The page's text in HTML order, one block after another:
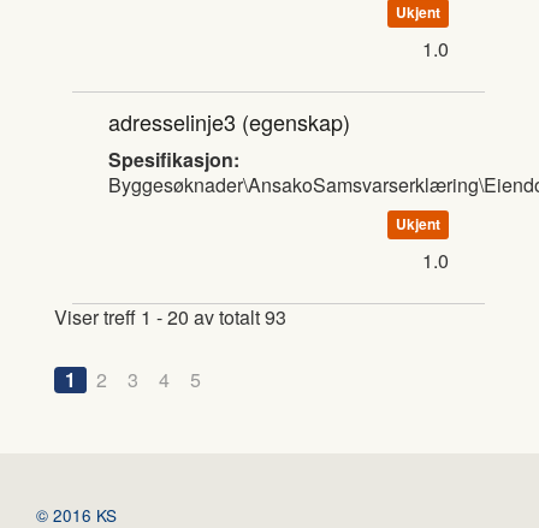
Ukjent
1.0
adresselinje3 (egenskap)
Spesifikasjon:
Ukjent
1.0
Viser treff 1 - 20 av totalt 93
1 2 3 4 5
© 2016 KS